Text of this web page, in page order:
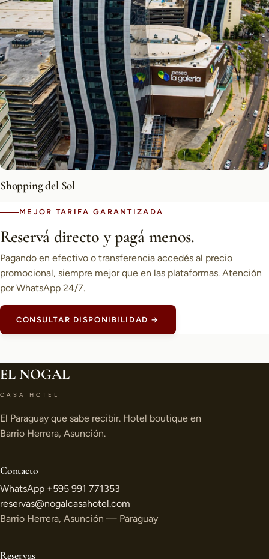
Shopping del Sol
MEJOR TARIFA GARANTIZADA
Reservá directo y pagá menos.
Pagando en efectivo o transferencia accedés al precio
promocional, siempre mejor que en las plataformas. Atención
por WhatsApp 24/7.
CONSULTAR DISPONIBILIDAD →
EL NOGAL
CASA HOTEL
El Paraguay que sabe recibir. Hotel boutique en
Barrio Herrera, Asunción.
Contacto
WhatsApp +595 991 771353
reservas@nogalcasahotel.com
Barrio Herrera, Asunción — Paraguay
Reservas